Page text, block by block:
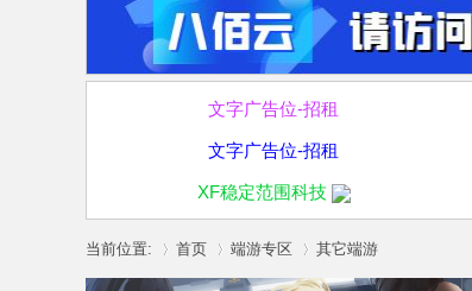
文字广告位-招租
文字广告位-招租
XF稳定范围科技
当前位置: 首页 端游专区 其它端游